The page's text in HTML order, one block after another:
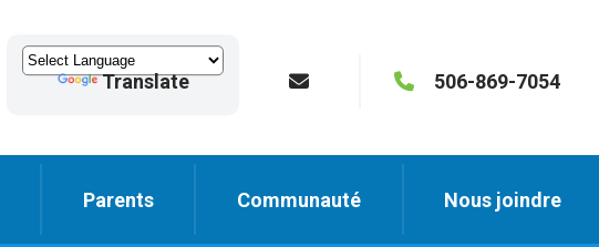
Translate 506-869-7054
Parents Communauté Nous joindre